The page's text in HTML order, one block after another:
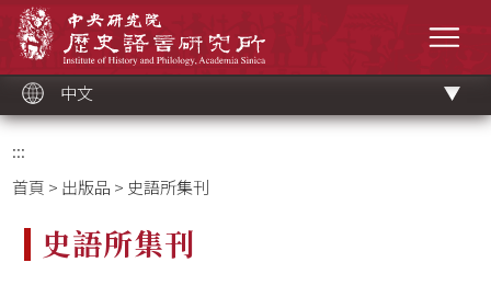
中文
:::
首頁 > 出版品 > 史語所集刊
史語所集刊